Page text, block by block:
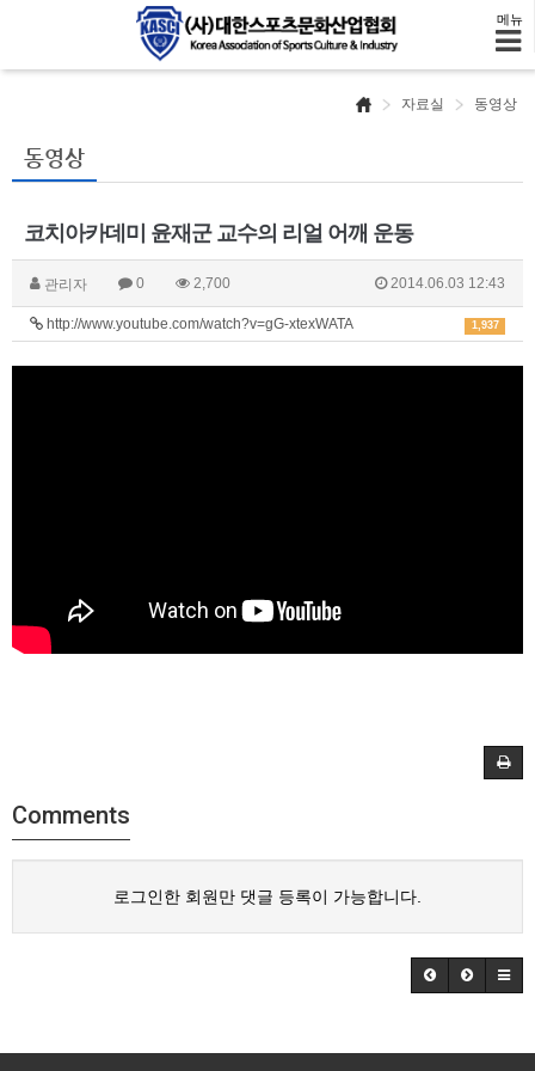
메뉴
자료실 동영상
동영상
코치아카데미 윤재군 교수의 리얼 어깨 운동
관리자 0 2,700 2014.06.03 12:43
1,937
http://www.youtube.com/watch?v=gG-xtexWATA
Comments
로그인한 회원만 댓글 등록이 가능합니다.